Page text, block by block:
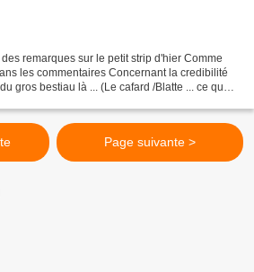
remarques sur le petit strip d'hier Comme
les commentaires Concernant la credibilité
gros bestiau là ... (Le cafard /Blatte ... ce que
Page suivante >